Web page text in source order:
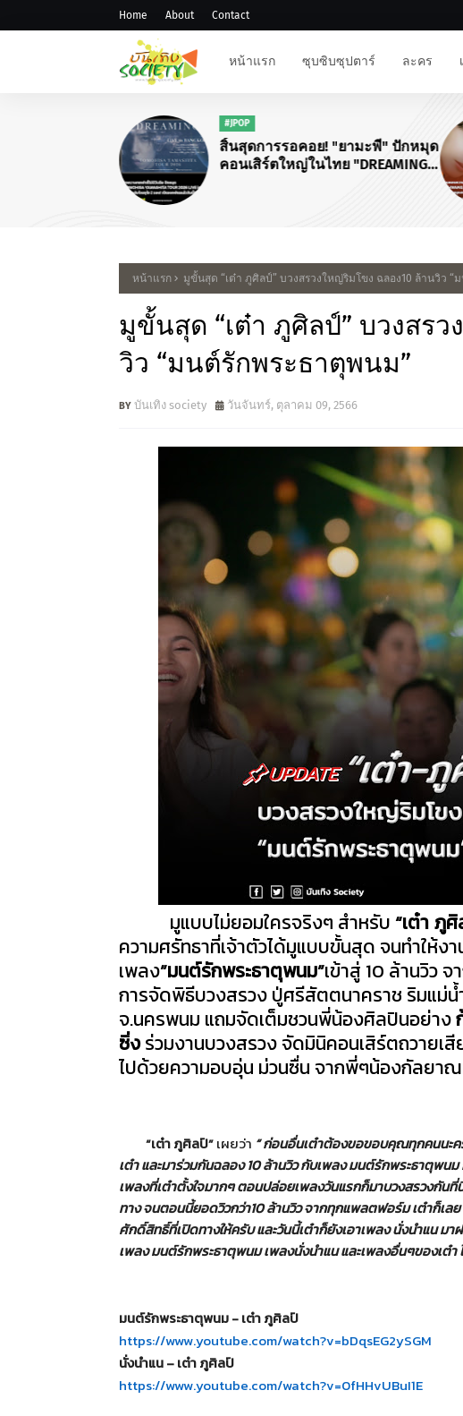
Home About Contact
หน้าแรก ซุบซิบซุปตาร์ ละคร
หน้าแรก มูขั้นสุด “เต๋า ภูศิลป์” บวงสรวงใหญ่ริมโขง ฉลอง10 ล้านวิว “
มูขั้นสุด “เต๋า ภูศิลป์” บวงสร
วิว “มนต์รักพระธาตุพนม”
บันเทิง society วันจันทร์, ตุลาคม 09, 2566
มูแบบไม่ยอมใครจริงๆ สำหรับ“เต๋า ภู
ความศรัทธาที่เจ้าตัวได้มูแบบขั้นสุด จนทำให้ง
เพลง”มนต์รักพระธาตุพนม”เข้าสู่ 10 ล้านวิว
การจัดพิธีบวงสรวง ปู่ศรีสัตตนาคราช ริมแ
จ.นครพนม แถมจัดเต็มชวนพี่น้องศิลปินอย่าง
ซิ่งร่วมงานบวงสรวง จัดมินิคอนเสิร์ตถวายเสี
ไปด้วยความอบอุ่น ม่วนซื่น จากพี่ๆน้องกัลยา
“เต๋า ภูศิลป์”เผยว่า “ ก่อนอื่นเต๋าต้องขอขอบคุณทุกคนนะ
เต๋า และมาร่วมกันฉลอง10ล้านวิว กับเพลง มนต์รักพระธาตุพน
เพลงที่เต๋าตั้งใจมากๆ ตอนปล่อยเพลงวันแรกก็มาบวงสรวงกัน
ทาง จนตอนนี้ยอดวิวกว่า10ล้านวิว จากทุกแพลตฟอร์ม เต๋าก็เ
ศักดิ์สิทธิ์ที่เปิดทางให้ครับ และวันนี้เต๋าก็ยังเอาเพลง นั่งนำแน
เพลง มนต์รักพระธาตุพนม เพลงนั่งนำแน และเพลงอื่นๆของเต๋า
มนต์รักพระธาตุพนม-เต๋า ภูศิลป์
https://www.youtube.com/watch?v=bDqsEG2ySGM
นั่งนำแน–เต๋า ภูศิลป์
https://www.youtube.com/watch?v=0fHHvUBuI1E